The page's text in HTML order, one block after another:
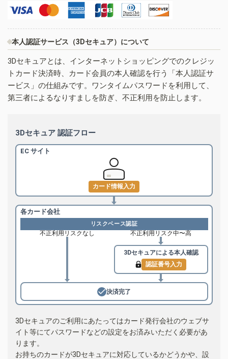
本人認証サービス（3Dセキュア）について
3Dセキュアとは、インターネットショッピングでのクレジッ
トカード決済時、カード会員の本人確認を行う「本人認証サ
ービス」の仕組みです。ワンタイムパスワードを利用して、
第三者によるなりすましを防ぎ、不正利用を防止します。
3Dセキュア 認証フロー
EC サイト
カード情報入力
各カード会社
リスクベース認証
不正利用リスクなし 不正利用リスク中〜高
3Dセキュアによる本人確認
認証番号入力
決済完了
3Dセキュアのご利用にあたってはカード発行会社のウェブサ
イト等にてパスワードなどの設定をお済みいただく必要があ
ります。
お持ちのカードが3Dセキュアに対応しているかどうかや、設